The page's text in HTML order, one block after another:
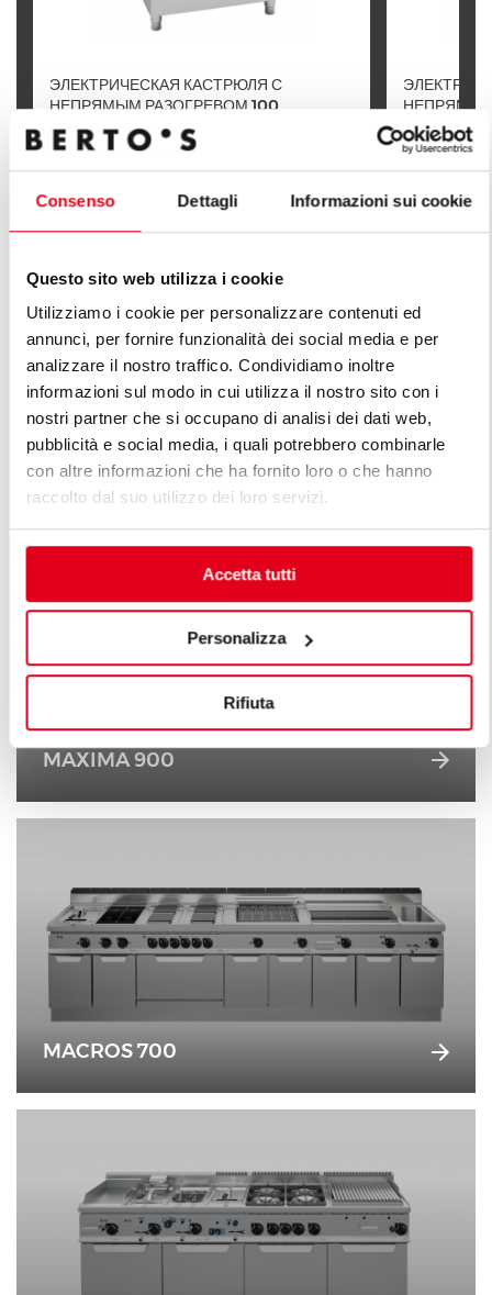
Consenso Dettagli Informazioni sui cookie
Questo sito web utilizza i cookie
Utilizziamo i cookie per personalizzare contenuti ed
annunci, per fornire funzionalità dei social media e per
analizzare il nostro traffico. Condividiamo inoltre
informazioni sul modo in cui utilizza il nostro sito con i
nostri partner che si occupano di analisi dei dati web,
pubblicità e social media, i quali potrebbero combinarle
con altre informazioni che ha fornito loro o che hanno
raccolto dal suo utilizzo dei loro servizi.
Accetta tutti
Personalizza
Rifiuta
ЭЛЕКТРИЧЕСКАЯ КАСТРЮЛЯ С
НЕПРЯМЫМ РАЗОГРЕВОМ 100
ЛИТРОВ
ЛИТРОВ
ОТКРОЙ ДЛЯ СЕБЯ ВСЕ ЛИНЕЙКИ
ИЗДЕЛИЙ ЛИНИЯ ПЛЮС
Бесконечная серия решений для удовлетворения
запросов рынка. Универсальные кухонные плиты с
разными характеристиками производственной
мощности.
MAXIMA 900
MACROS 700